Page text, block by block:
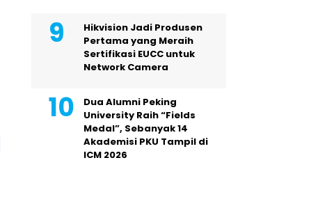
Hikvision Jadi Produsen
Pertama yang Meraih
Sertifikasi EUCC untuk
Network Camera
Dua Alumni Peking
University Raih “Fields
Medal”, Sebanyak 14
Akademisi PKU Tampil di
ICM 2026